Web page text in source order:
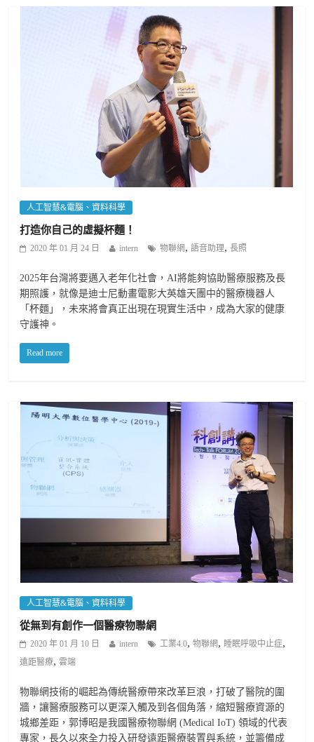
人工智慧&電腦、資料科學
打造你自己的虛擬杯麵！
2020 年 01 月 24 日 intern 物聯網 ,語音助理,長照
2025年台灣將要邁入老年化社會，AI將能夠協助醫療服務及長
期照護，就像是迪士尼動畫電影大英雄天團中的醫療機器人
「杯麵」，未來將會真正出現在現實生活中，成為大家的健康
守護神。
Read more
人工智慧&電腦、資料科學
從無到有創作一個醫療物聯網
2020 年 01 月 10 日 intern 工業4.0,物聯網 , 睡眠呼吸中止症,
遠距醫療,雲端
物聯網技術的崛起為傳統醫療帶來改革巨浪，打破了醫院的圍
牆，讓醫療服務可以更深入觸及到各個角落，縮短醫療資源的
城鄉差距，郭博昭是我國醫療物聯網 (Medical IoT) 領域的代表
專家，長久以來全力投入研發遠距醫療裝置與系統，並籌備成